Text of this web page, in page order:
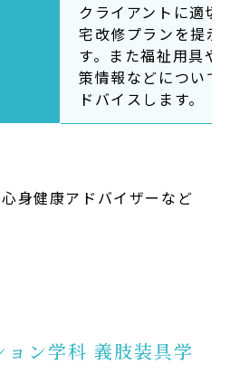
クライアントに適切
宅改修プランを提示
す。また福祉用具や
策情報などについて
ドバイスします。
身健康アドバイザーなど
ョン学科 義肢装具学